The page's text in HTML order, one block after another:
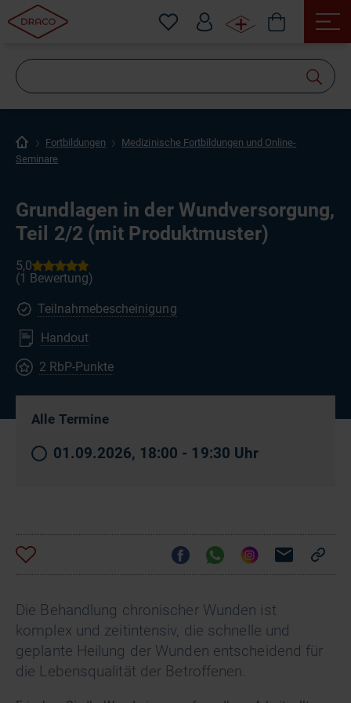
Fortbildungen
Medizinische Fortbildungen und Online-
Seminare
Grundlagen in der Wundversorgung,
Teil 2/2 (mit Produktmuster)
Teilnahmebescheinigung
Handout
2 RbP-Punkte
Alle Termine
01.09.2026, 18:00 - 19:30 Uhr
Die Behandlung chronischer Wunden ist
komplex und zeitintensiv, die schnelle und
geplante Heilung der Wunden entscheidend für
die Lebensqualität der Betroffenen.
suchen